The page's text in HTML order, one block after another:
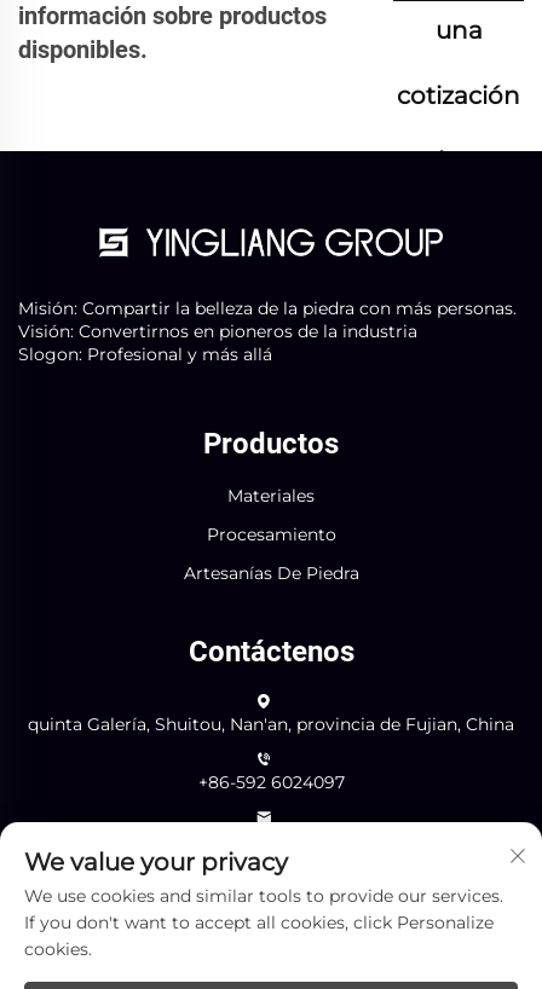
información sobre productos
disponibles.
una
cotización
ahora
Misión: Compartir la belleza de la piedra con más personas.
Visión: Convertirnos en pioneros de la industria
Slogon: Profesional y más allá
Productos
Materiales
Procesamiento
Artesanías De Piedra
Contáctenos
quinta Galería, Shuitou, Nan'an, provincia de Fujian, China
+86-592 6024097
Enviar
We value your privacy
We use cookies and similar tools to provide our services.
If you don't want to accept all cookies, click Personalize
cookies.